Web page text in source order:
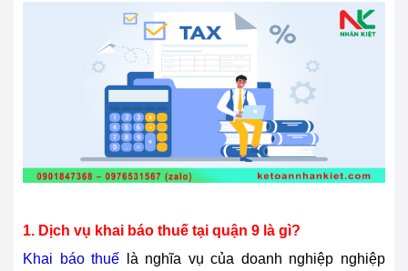
1. Dịch vụ khai báo thuế tại quận 9 là gì?
Khai báo thuế là nghĩa vụ của doanh nghiệp nghiệp